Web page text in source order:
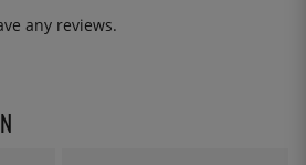
any reviews.